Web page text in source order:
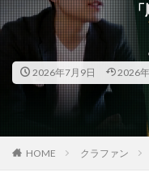
2026年7月9日 2026
HOME クラファン